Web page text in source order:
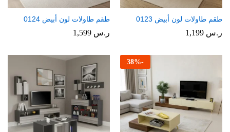
طقم طاولات لون أبيض 0123
ر.س
طقم طاولات لون أبيض 0124
ر.س
-
38%